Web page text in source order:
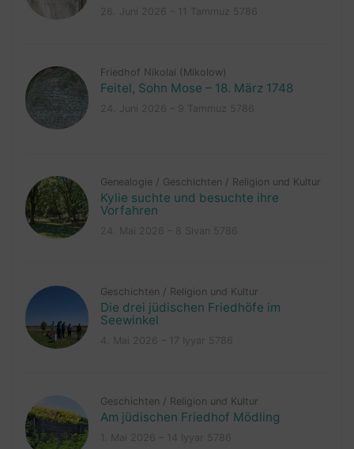
Friedhof Nikolai (Mikolow)
Feitel, Sohn Mose – 18. März 1748
Genealogie / Geschichten / Religion und Kultur
Kylie suchte und besuchte ihre
Vorfahren
Geschichten / Religion und Kultur
Die drei jüdischen Friedhöfe im
Seewinkel
Geschichten / Religion und Kultur
Am jüdischen Friedhof Mödling